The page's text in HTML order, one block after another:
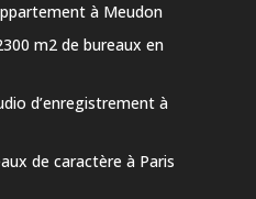
à Meudon
m2 de bureaux en
d’enregistrement à
de caractère à Paris